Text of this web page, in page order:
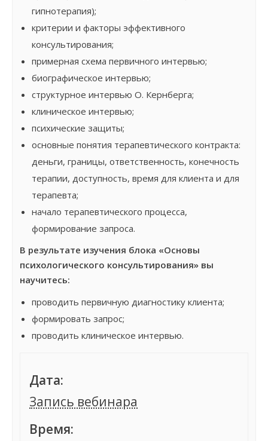
гипнотерапия);
критерии и факторы эффективного
консультирования;
примерная схема первичного интервью;
биографическое интервью;
структурное интервью О. Кернберга;
клиническое интервью;
психические защиты;
основные понятия терапевтического контракта:
деньги, границы, ответственность, конечность
терапии, доступность, время для клиента и для
терапевта;
начало терапевтического процесса,
формирование запроса.
В результате изучения блока «Основы
психологического консультирования» вы
научитесь:
проводить первичную диагностику клиента;
формировать запрос;
проводить клиническое интервью.
Дата:
Запись вебинара
Время: